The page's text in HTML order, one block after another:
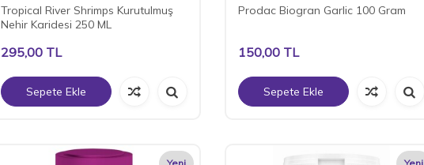
Tropical River Shrimps Kurutulmuş
Nehir Karidesi 250 ML
295,00 TL
Sepete Ekle
Prodac Biogran Garlic 100 Gram
150,00TL
Sepete Ekle
Yeni Yeni